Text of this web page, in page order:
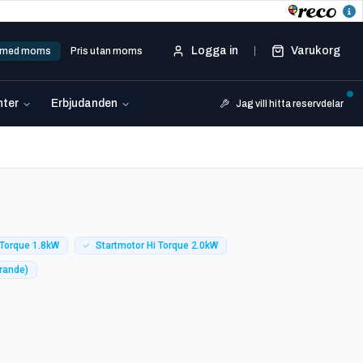
moms Pris utan moms Logga in Varukorg
Erbjudanden Jag vill hitta reservdelar
1.8kW Startmotor Hi Torque 2.0kW